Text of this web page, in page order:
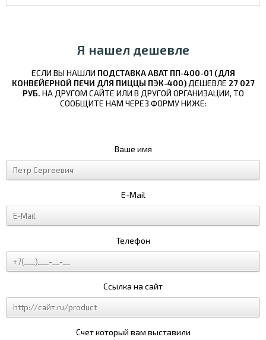
Я нашел дешевле
ЕСЛИ ВЫ НАШЛИ ПОДСТАВКА ABAT ПП-400-01 (ДЛЯ
КОНВЕЙЕРНОЙ ПЕЧИ ДЛЯ ПИЦЦЫ ПЭК-400)ДЕШЕВЛЕ 27 027
РУБ. НА ДРУГОМ САЙТЕ ИЛИ В ДРУГОЙ ОРГАНИЗАЦИИ, ТО
СООБЩИТЕ НАМ ЧЕРЕЗ ФОРМУ НИЖЕ:
Ваше имя
E-Mail
Телефон
Ссылка на сайт
Счет который вам выставили